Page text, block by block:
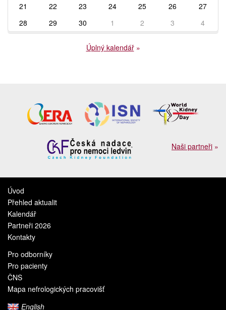
21
22 23 24 25 26
27
28
29 30 1 2 3 4
Úplný kalendář»
Naši partneři »
Úvod
Přehled aktualit
Kalendář
Partneři 2026
Kontakty
Pro odborníky
Pro pacienty
ČNS
Mapa nefrologických pracovišť
English